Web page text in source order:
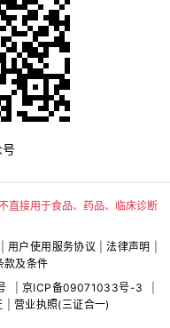
直接用于食品、药品、临床诊断
用户使用服务协议 法律声明
款及条件
京ICP备09071033号-3
营业执照(三证合一)